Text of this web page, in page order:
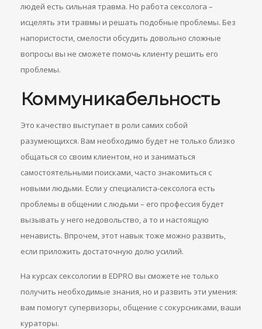
людей есть сильная травма. Но работа сексолога –
исцелять эти травмы и решать подобные проблемы. Без
напористости, смелости обсудить довольно сложные
вопросы вы не сможете помочь клиенту решить его
проблемы.
Коммуникабельность
Это качество выступает в роли самих собой
разумеющихся. Вам необходимо будет не только близко
общаться со своим клиентом, но и заниматься
самостоятельными поисками, часто знакомиться с
новыми людьми. Если у специалиста-сексолога есть
проблемы в общении с людьми – его профессия будет
вызывать у него недовольство, а то и настоящую
ненависть. Впрочем, этот навык тоже можно развить,
если приложить достаточную долю усилий.
На курсах сексологии в EDPRO вы сможете не только
получить необходимые знания, но и развить эти умения:
вам помогут супервизоры, общение с сокурсниками, ваши
кураторы.